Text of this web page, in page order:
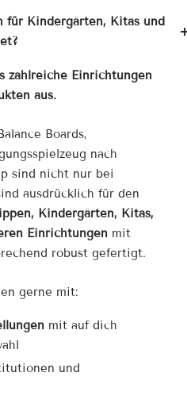
für Kindergärten, Kitas und
zahlreiche Einrichtungen
aus.
Boards,
nach
sind nicht nur bei
ausdrücklich für den
Kindergärten, Kitas,
Einrichtungen mit
robust gefertigt.
gerne mit:
mit auf dich
und